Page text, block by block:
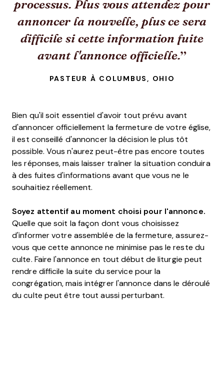
processus. Plus vous attendez pour
annoncer la nouvelle, plus ce sera
difficile si cette information fuite
avant l'annonce officielle.
PASTEUR À COLUMBUS, OHIO
Bien qu'il soit essentiel d'avoir tout prévu avant
d'annoncer officiellement la fermeture de votre église,
il est conseillé d'annoncer la décision le plus tôt
possible. Vous n'aurez peut-être pas encore toutes
les réponses, mais laisser traîner la situation conduira
à des fuites d'informations avant que vous ne le
souhaitiez réellement.
Soyez attentif au moment choisi pour l'annonce.
Quelle que soit la façon dont vous choisissez
d'informer votre assemblée de la fermeture, assurez-
vous que cette annonce ne minimise pas le reste du
culte. Faire l'annonce en tout début de liturgie peut
rendre difficile la suite du service pour la
congrégation, mais intégrer l'annonce dans le déroulé
du culte peut être tout aussi perturbant.